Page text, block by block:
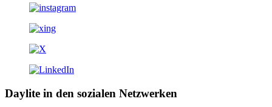
Daylite in den sozialen Netzwerken